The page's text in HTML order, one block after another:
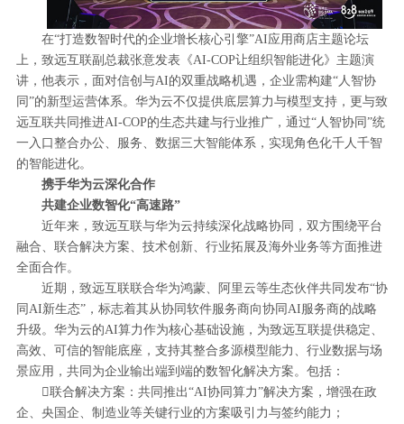
在“打造数智时代的企业增长核心引擎”AI应用商店主题论坛
上，致远互联副总裁张意发表《AI-COP让组织智能进化》主题演
讲，他表示，面对信创与AI的双重战略机遇，企业需构建“人智协
同”的新型运营体系。华为云不仅提供底层算力与模型支持，更与致
远互联共同推进AI-COP的生态共建与行业推广，通过“人智协同”统
一入口整合办公、服务、数据三大智能体系，实现角色化千人千智
的智能进化。
携手华为云深化合作
共建企业数智化“高速路”
近年来，致远互联与华为云持续深化战略协同，双方围绕平台
融合、联合解决方案、技术创新、行业拓展及海外业务等方面推进
全面合作。
近期，致远互联联合华为鸿蒙、阿里云等生态伙伴共同发布“协
同AI新生态”，标志着其从协同软件服务商向协同AI服务商的战略
升级。华为云的AI算力作为核心基础设施，为致远互联提供稳定、
高效、可信的智能底座，支持其整合多源模型能力、行业数据与场
景应用，共同为企业输出端到端的数智化解决方案。包括：
联合解决方案：共同推出“AI协同算力”解决方案，增强在政
企、央国企、制造业等关键行业的方案吸引力与签约能力；